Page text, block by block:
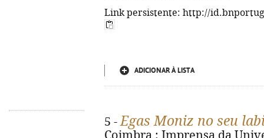
Link persistente: http://
ADICIONAR À LISTA
5 -Egas Moniz no seu